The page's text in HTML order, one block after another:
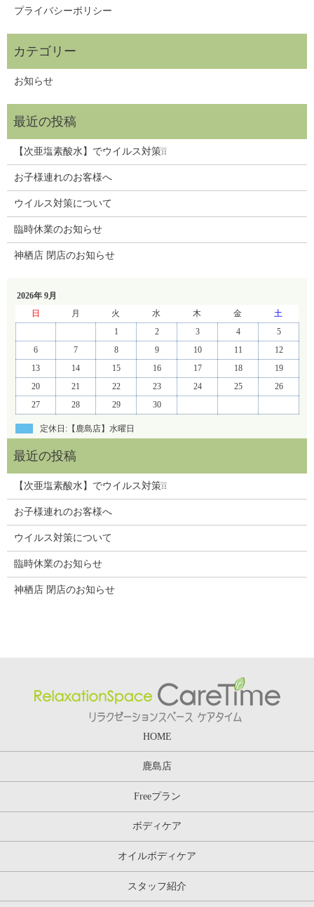
プライバシーポリシー
お知らせ
【次亜塩素酸水】でウイルス対策❕❕
お子様連れのお客様へ
ウイルス対策について
臨時休業のお知らせ
神栖店 閉店のお知らせ
2026年 9月
日
月 火 水 木 金
土
1
2 3 4
5
6
7 8 9 10 11
12
13
14 15 16 17 18
19
20
21 22 23 24 25
26
27
28 29 30
定休日:【鹿島店】水曜日
【次亜塩素酸水】でウイルス対策❕❕
お子様連れのお客様へ
ウイルス対策について
臨時休業のお知らせ
神栖店 閉店のお知らせ
HOME
鹿島店
Freeプラン
ボディケア
オイルボディケア
スタッフ紹介